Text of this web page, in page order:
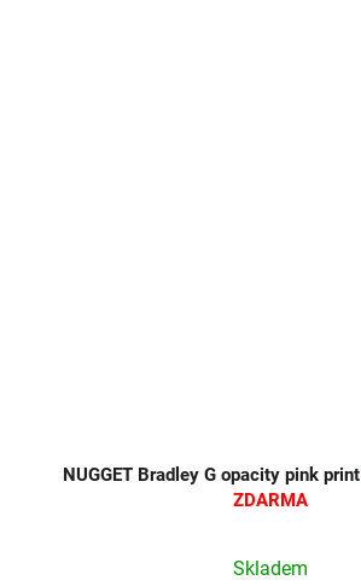
NUGGET Bradley G opacity pink print
ZDARMA
Skladem